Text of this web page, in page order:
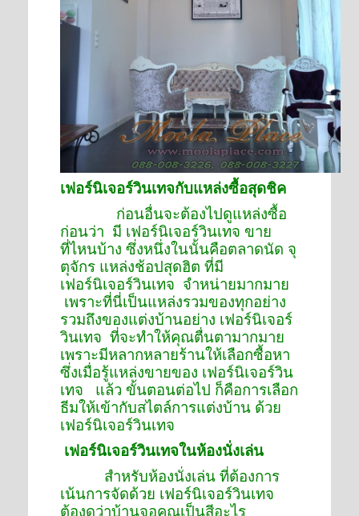
เฟอร์นิเจอร์วินเทจกับแหล่งซื้อสุดชิค
ก่อนอื่นจะต้องไปดูแหล่งซื้อ
ก่อนว่า มี เฟอร์นิเจอร์วินเทจ ขาย
ที่ไหนบ้าง ซึ่งหนึ่งในนั้นคือตลาดนัด จุ
ตุจักร แหล่งช้อปสุดฮิต ที่มี
เฟอร์นิเจอร์วินเทจ จำหน่ายมากมาย
เพราะที่นี่เป็นแหล่งรวมของทุกอย่าง
รวมถึงของแต่งบ้านอย่าง เฟอร์นิเจอร์
วินเทจ ที่จะทำให้คุณตื่นตามากมาย
เพราะมีหลากหลายร้านให้เลือกซื้อหา
ซึ่งเมื่อรู้แหล่งขายของ เฟอร์นิเจอร์วิน
เทจ แล้ว ขั้นตอนต่อไป ก็คือการเลือก
ธีมให้เข้ากับสไตล์การแต่งบ้าน ด้วย
เฟอร์นิเจอร์วินเทจ
เฟอร์นิเจอร์วินเทจในห้องนั่งเล่น
สำหรับห้องนั่งเล่น ที่ต้องการ
เน้นการจัดด้วย เฟอร์นิเจอร์วินเทจ
ต้องดูว่าบ้านจอคุณเป็นสีอะไร